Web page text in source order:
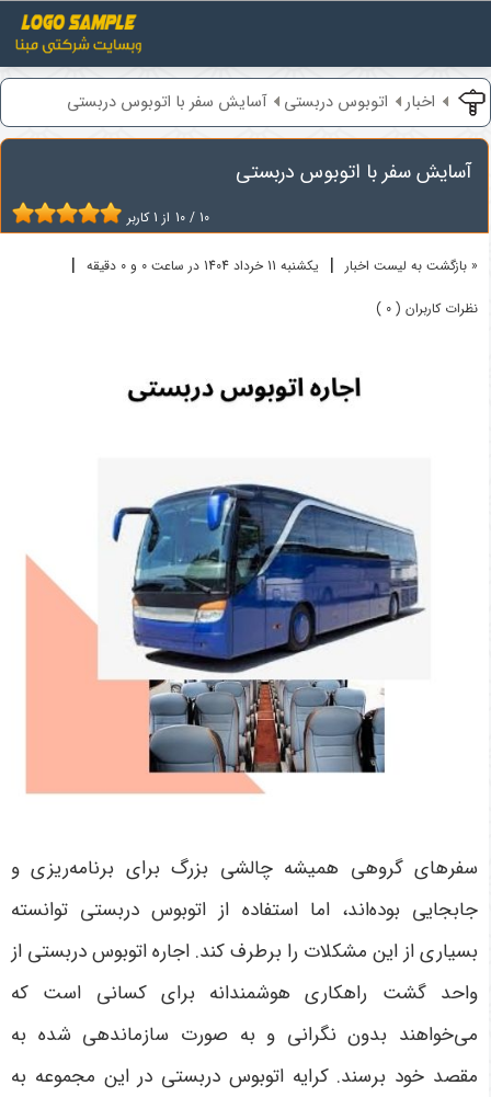
اخبار اتوبوس دربستی آسایش سفر با اتوبوس دربستی
آسایش سفر با اتوبوس دربستی
10 / 10 از 1 کاربر
« بازگشت به لیست اخبار | یکشنبه 11 خرداد 1404 در ساعت 0 و 0 دقیقه |
نظرات کاربران ( 0 )
سفرهای گروهی همیشه چالشی بزرگ برای برنامه‌ریزی و
جابجایی بوده‌اند، اما استفاده از اتوبوس دربستی توانسته
بسیاری از این مشکلات را برطرف کند. اجاره اتوبوس دربستی از
واحد گشت راهکاری هوشمندانه برای کسانی است که
می‌خواهند بدون نگرانی و به صورت سازماندهی شده به
مقصد خود برسند. کرایه اتوبوس دربستی در این مجموعه به